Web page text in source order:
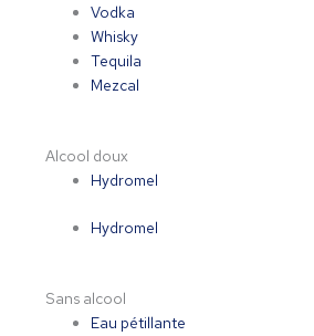
Vodka
Whisky
Tequila
Mezcal
Alcool doux
Hydromel
Hydromel
Sans alcool
Eau pétillante